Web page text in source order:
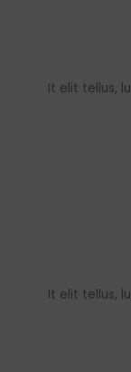
It elit tellus,
It elit tellus,